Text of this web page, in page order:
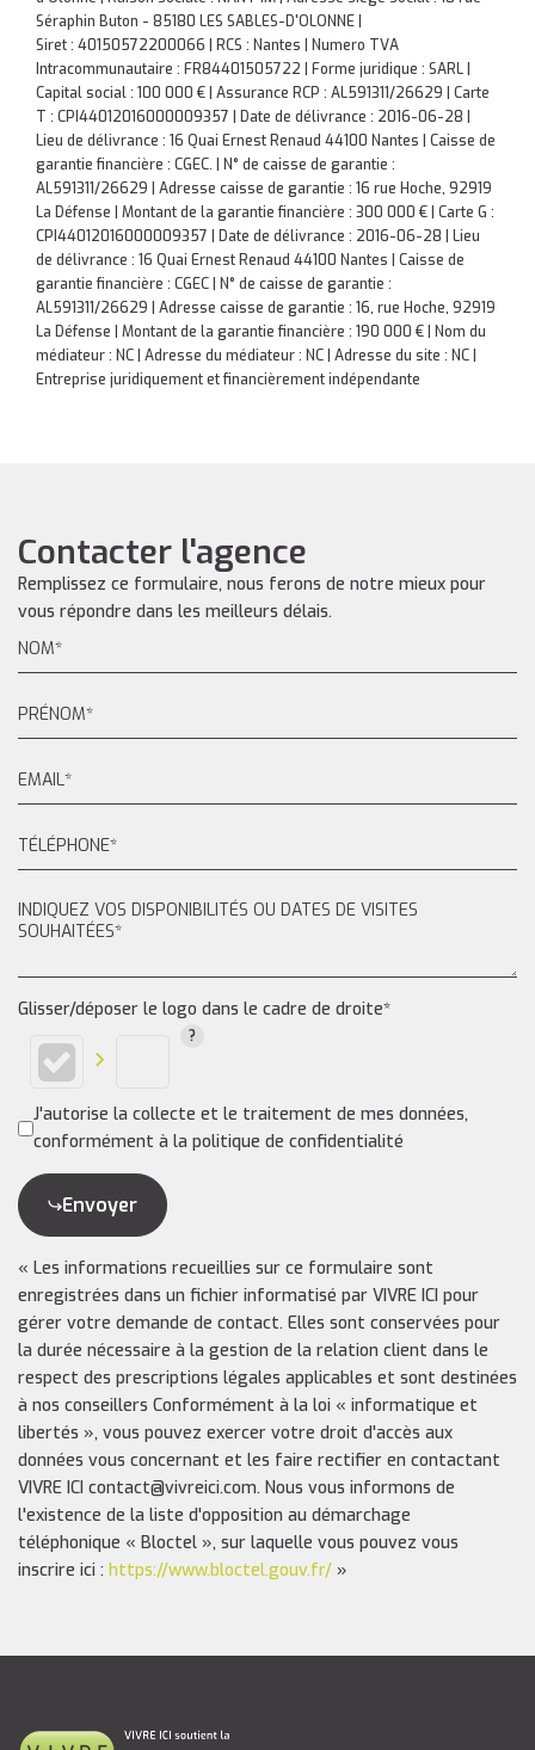
Séraphin Buton - 85180 LES SABLES-D'OLONNE |
Siret : 40150572200066 | RCS : Nantes | Numero TVA
Intracommunautaire : FR84401505722 | Forme juridique : SARL |
Capital social : 100 000 € | Assurance RCP : AL591311/26629 | Carte
T : CPI44012016000009357 | Date de délivrance : 2016-06-28 |
Lieu de délivrance : 16 Quai Ernest Renaud 44100 Nantes | Caisse de
garantie financière : CGEC. | N° de caisse de garantie :
AL591311/26629 | Adresse caisse de garantie : 16 rue Hoche, 92919
La Défense | Montant de la garantie financière : 300 000 € | Carte G :
CPI44012016000009357 | Date de délivrance : 2016-06-28 | Lieu
de délivrance : 16 Quai Ernest Renaud 44100 Nantes | Caisse de
garantie financière : CGEC | N° de caisse de garantie :
AL591311/26629 | Adresse caisse de garantie : 16, rue Hoche, 92919
La Défense | Montant de la garantie financière : 190 000 € | Nom du
médiateur : NC | Adresse du médiateur : NC | Adresse du site : NC |
Entreprise juridiquement et financièrement indépendante
Contacter l'agence
Remplissez ce formulaire, nous ferons de notre mieux pour
vous répondre dans les meilleurs délais.
Glisser/déposer le logo dans le cadre de droite*
J'autorise la collecte et le traitement de mes données,
conformément à la politique de confidentialité
Envoyer
« Les informations recueillies sur ce formulaire sont
enregistrées dans un fichier informatisé par VIVRE ICI pour
gérer votre demande de contact. Elles sont conservées pour
la durée nécessaire à la gestion de la relation client dans le
respect des prescriptions légales applicables et sont destinées
à nos conseillers Conformément à la loi « informatique et
libertés », vous pouvez exercer votre droit d'accès aux
données vous concernant et les faire rectifier en contactant
VIVRE ICI contact@vivreici.com. Nous vous informons de
l'existence de la liste d'opposition au démarchage
téléphonique « Bloctel », sur laquelle vous pouvez vous
inscrire ici : https://www.bloctel.gouv.fr/ »